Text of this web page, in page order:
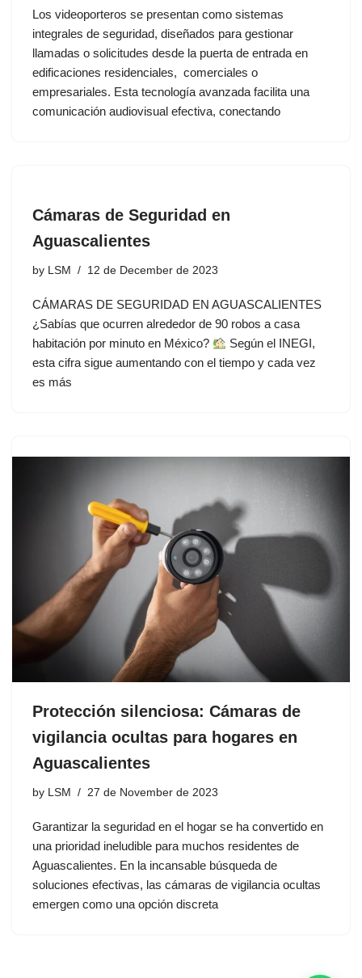
Los videoporteros se presentan como sistemas
integrales de seguridad, diseñados para gestionar
llamadas o solicitudes desde la puerta de entrada en
edificaciones residenciales, comerciales o
empresariales. Esta tecnología avanzada facilita una
comunicación audiovisual efectiva, conectando
Cámaras de Seguridad en
Aguascalientes
by LSM 12 de December de 2023
CÁMARAS DE SEGURIDAD EN AGUASCALIENTES
¿Sabías que ocurren alrededor de 90 robos a casa
habitación por minuto en México?
Según el INEGI,
esta cifra sigue aumentando con el tiempo y cada vez
es más
Protección silenciosa: Cámaras de
vigilancia ocultas para hogares en
Aguascalientes
by LSM 27 de November de 2023
Garantizar la seguridad en el hogar se ha convertido en
una prioridad ineludible para muchos residentes de
Aguascalientes. En la incansable búsqueda de
soluciones efectivas, las cámaras de vigilancia ocultas
emergen como una opción discreta